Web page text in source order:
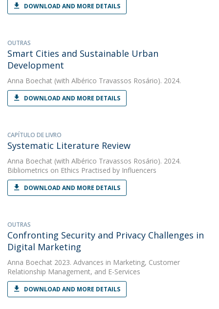
DOWNLOAD AND MORE DETAILS
OUTRAS
Smart Cities and Sustainable Urban
Development
Anna Boechat (with Albérico Travassos Rosário). 2024.
DOWNLOAD AND MORE DETAILS
CAPÍTULO DE LIVRO
Systematic Literature Review
Anna Boechat (with Albérico Travassos Rosário). 2024.
Bibliometrics on Ethics Practised by Influencers
DOWNLOAD AND MORE DETAILS
OUTRAS
Confronting Security and Privacy Challenges in
Digital Marketing
Anna Boechat 2023. Advances in Marketing, Customer
Relationship Management, and E-Services
DOWNLOAD AND MORE DETAILS